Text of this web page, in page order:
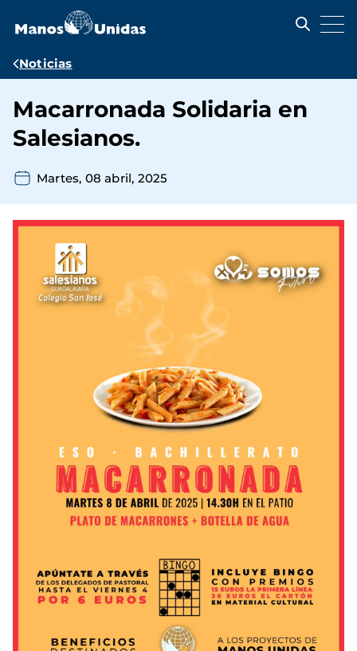
contenido
Ruta
navegación
Noticias
Macarronada Solidaria en
Salesianos.
Martes, 08 abril, 2025